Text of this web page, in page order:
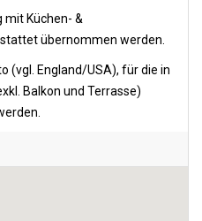
mit Küchen- &
übernommen werden.
(vgl. England/USA), für die in
Balkon und Terrasse)